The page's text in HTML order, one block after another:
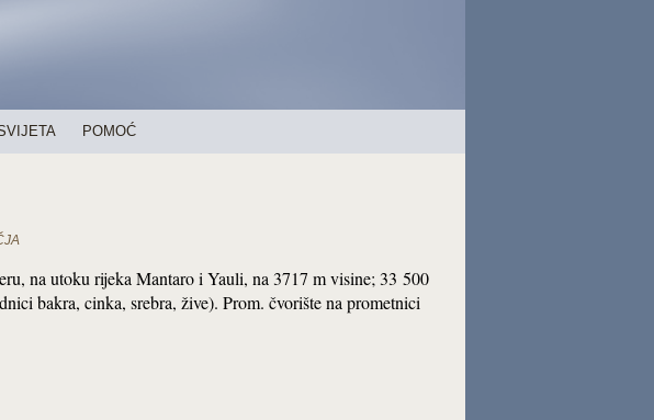
POMOĆ
na utoku rijeka Mantaro i Yauli, na 3717 m visine; 33 500
bakra, cinka, srebra, žive). Prom. čvorište na prometnici